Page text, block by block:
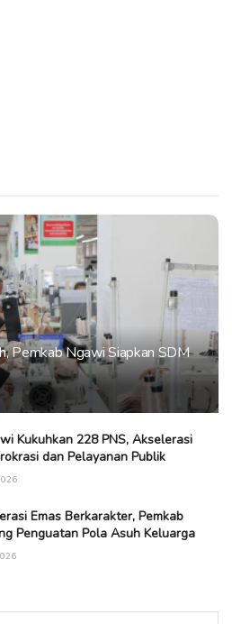
Pemkab Ngawi Siapkan SDM
Kukuhkan 228 PNS, Akselerasi
dan Pelayanan Publik
Emas Berkarakter, Pemkab
Penguatan Pola Asuh Keluarga